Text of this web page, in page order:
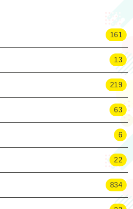
161
13
219
63
6
22
834